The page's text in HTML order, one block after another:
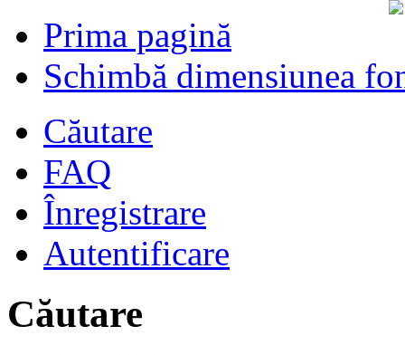
Prima pagină
Schimbă dimensiunea
Căutare
FAQ
Înregistrare
Autentificare
Căutare